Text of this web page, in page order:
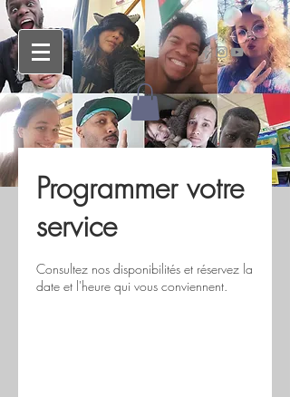
Programmer votre
service
Consultez nos disponibilités et réservez la
date et l'heure qui vous conviennent.